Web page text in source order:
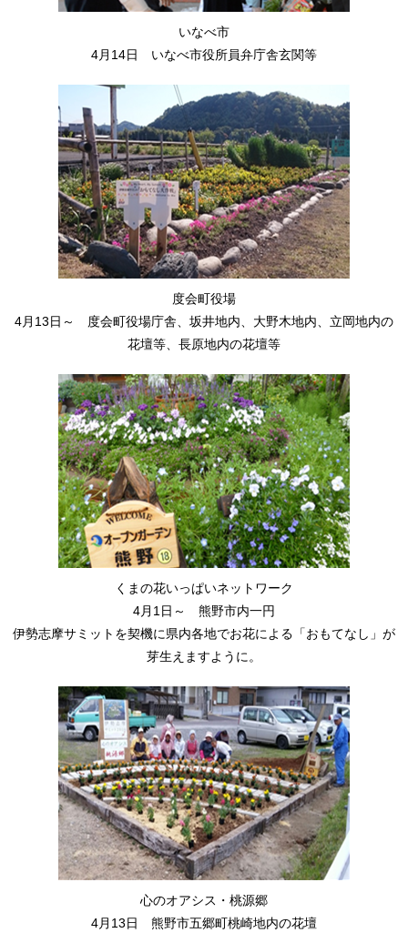
いなべ市
4月14日 いなべ市役所員弁庁舎玄関等
度会町役場
4月13日～ 度会町役場庁舎、坂井地内、大野木地内、立岡地内の
花壇等、長原地内の花壇等
くまの花いっぱいネットワーク
4月1日～ 熊野市内一円
伊勢志摩サミットを契機に県内各地でお花による「おもてなし」が
芽生えますように。
心のオアシス・桃源郷
4月13日 熊野市五郷町桃崎地内の花壇